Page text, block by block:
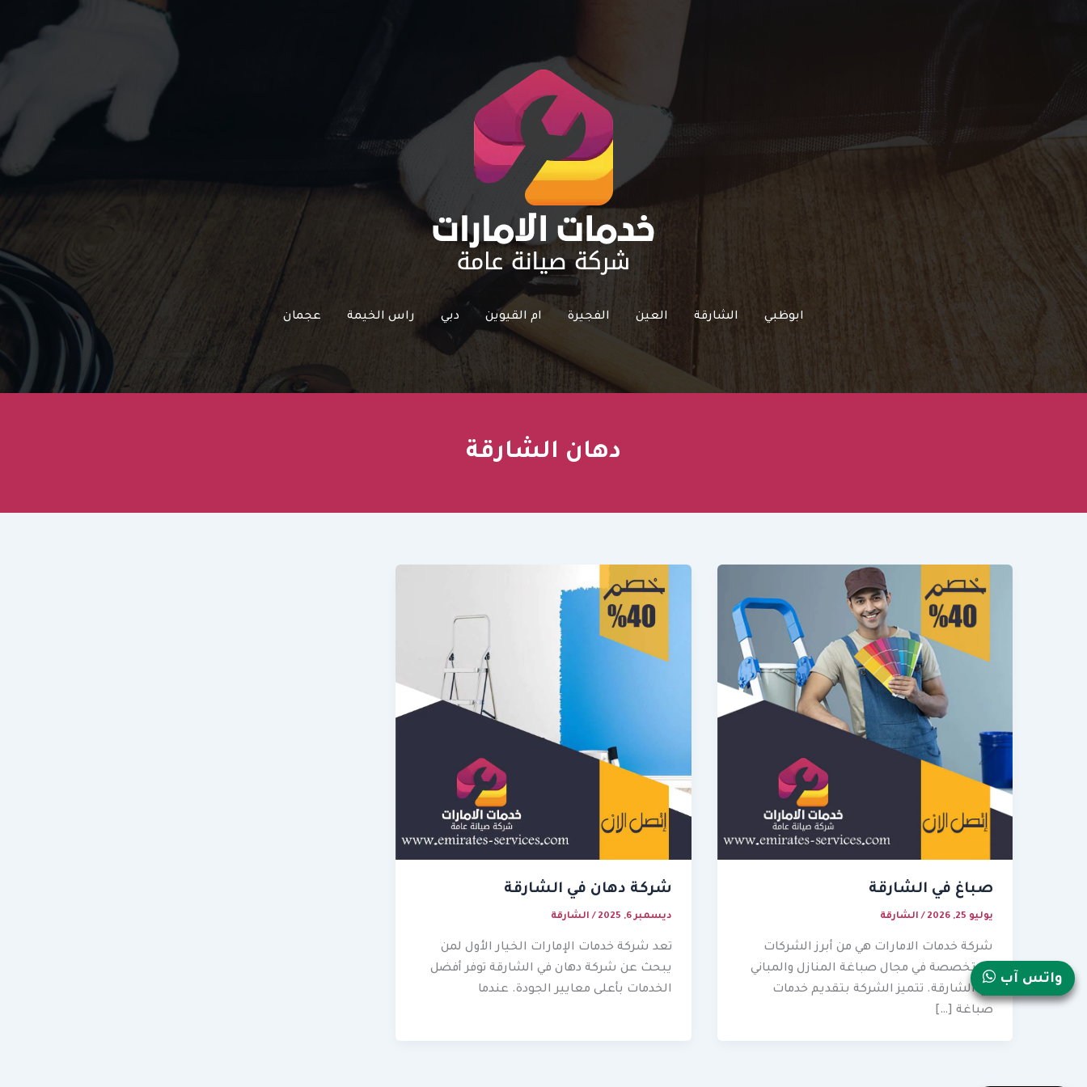
ابوظبي الشارقة العين الفجيرة ام القيوين دبي راس الخيمة عجمان
دهان الشارقة
صباغ في الشارقة
يوليو 25, 2026 / الشارقة
شركة خدمات الامارات هي من أبرز الشركات
المتخصصة في مجال صباغة المنازل والمباني
في الشارقة. تتميز الشركة بتقديم خدمات
صباغة […]
شركة دهان في الشارقة
ديسمبر 6, 2025 / الشارقة
تعد شركة خدمات الإمارات الخيار الأول لمن
يبحث عن شركة دهان في الشارقة توفر أفضل
الخدمات بأعلى معايير الجودة. عندما
واتس آب